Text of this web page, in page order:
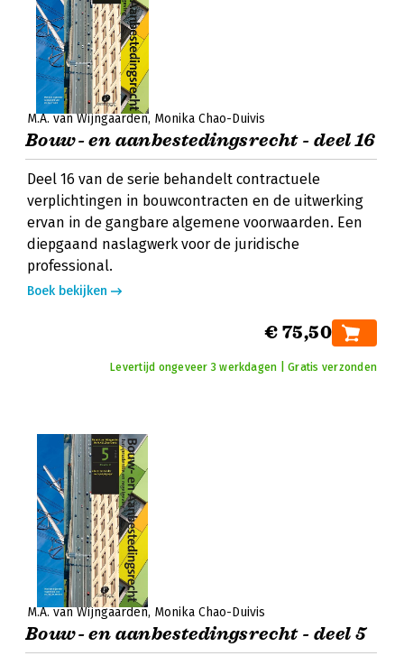
M.A. van Wijngaarden Monika Chao-Duivis
Bouw- en aanbestedingsrecht - deel 16
Deel 16 van de serie behandelt contractuele
verplichtingen in bouwcontracten en de uitwerking
ervan in de gangbare algemene voorwaarden. Een
diepgaand naslagwerk voor de juridische
professional.
Boek bekijken
€ 75,50
Levertijd ongeveer 3 werkdagen | Gratis verzonden
M.A. van Wijngaarden Monika Chao-Duivis
Bouw- en aanbestedingsrecht - deel 5